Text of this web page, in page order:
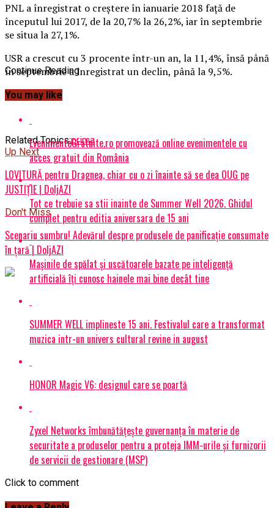
PNL a înregistrat o creştere în ianuarie 2018 faţă de
începutul lui 2017, de la 20,7% la 26,2%, iar în septembrie
se situa la 27,1%.
USR a crescut cu 3 procente într-un an, la 11,4%, însă până
în septembrie a înregistrat un declin, până la 9,5%.
Related Topics:prima
Up Next
LOVITURĂ pentru Dragnea, chiar cu o zi înainte să se dea OUG pe
JUSTIȚIE | DoljAZI
Don't Miss
Scenariu sumbru! Adevărul despre produsele de panificație consumate
în țară | DoljAZI
Continue Reading
You may like
EvenimenteGratuite.ro promovează online evenimentele cu
acces gratuit din România
Tot ce trebuie sa stii inainte de Summer Well 2026. Ghidul
complet pentru editia aniversara de 15 ani
Mașinile de spălat și uscătoarele bazate pe inteligență
artificială îți cunosc hainele mai bine decât tine
SUMMER WELL implineste 15 ani. Festivalul care a transformat
muzica intr-un univers cultural revine in august
HONOR Magic V6: designul care se poartă
Zyxel Networks îmbunătățește guvernanța în materie de
securitate a produselor pentru a proteja IMM-urile și furnizorii
de servicii de gestionare (MSP)
Click to comment